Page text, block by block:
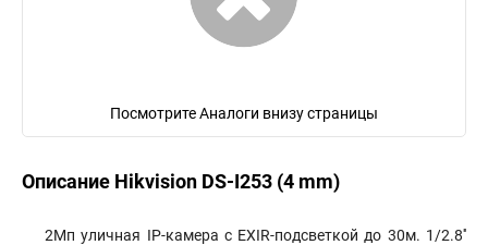
Посмотрите Аналоги внизу страницы
Описание Hikvision DS-I253 (4 mm)
2Мп уличная IP-камера с EXIR-подсветкой до 30м. 1/2.8''